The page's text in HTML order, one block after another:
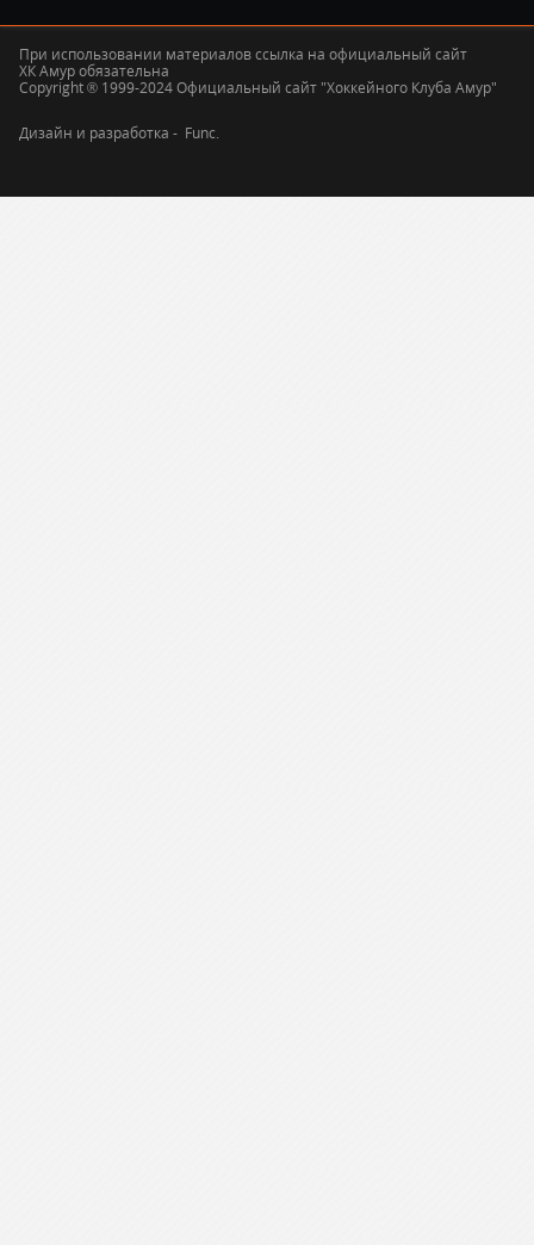
При использовании материалов ссылка на официальный сайт
ХК Амур обязательна
Copyright ® 1999-2024 Официальный сайт "Хоккейного Клуба Амур"
Дизайн и разработка - Func.